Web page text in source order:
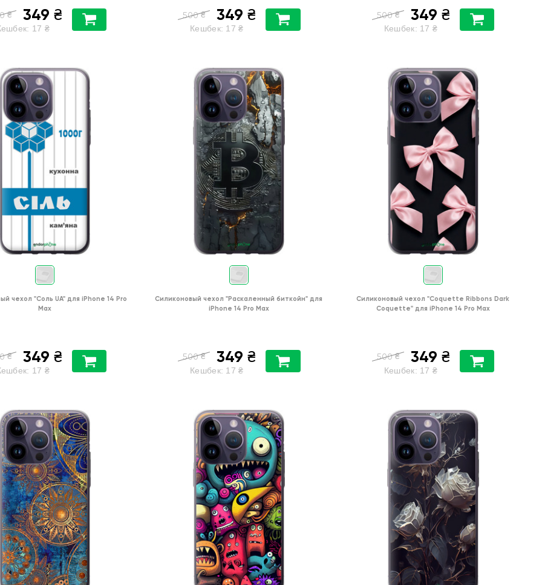
₴ 349 ₴
17 ₴
500 ₴ 349 ₴
Кешбек: 17 ₴
500 ₴ 349 ₴
Кешбек: 17 ₴
чехол "Соль UA" для iPhone 14 Pro
Max
₴ 349 ₴
17 ₴
Силиконовый чехол "Раскаленный биткойн" для
iPhone 14 Pro Max
500 ₴ 349 ₴
Кешбек: 17 ₴
Силиконовый чехол "Coquette Ribbons Dark
Coquette" для iPhone 14 Pro Max
500 ₴ 349 ₴
Кешбек: 17 ₴